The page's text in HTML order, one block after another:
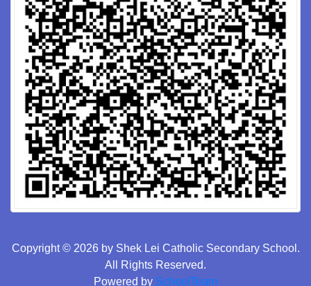
Copyright © 2026 by Shek Lei Catholic Secondary School.
All Rights Reserved.
Powered by SchoolTeam